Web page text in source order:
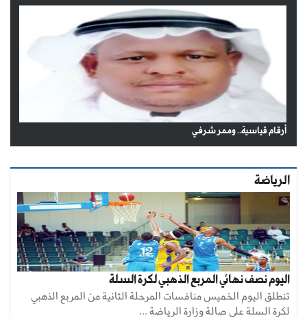
أرقام قياسية.. وممر شرفـي
الرياضة
اليوم نصف نهائي المربع الذهبي لكرة السلة
تنطلق اليوم الخميس منافسات المرحلة الثانية من المربع الذهبي
لكرة السلة على صالة وزارة الرياضة ...